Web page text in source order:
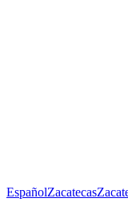
EspañolZacatecas